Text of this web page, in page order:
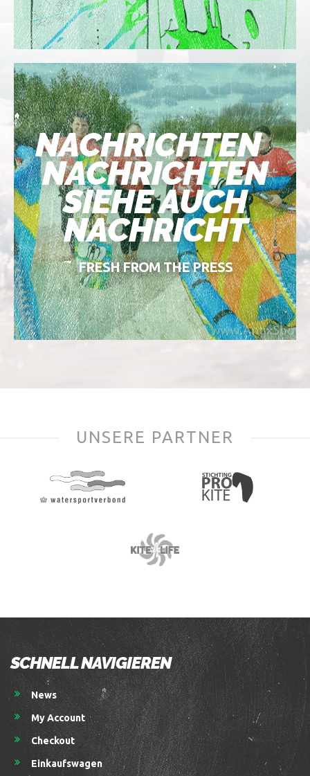
NACHRICHTEN
NACHRICHTEN
SIEHE AUCH
NACHRICHT
FRESH FROM THE PRESS
UNSERE PARTNER
SCHNELL NAVIGIEREN
News
My Account
Checkout
Einkaufswagen